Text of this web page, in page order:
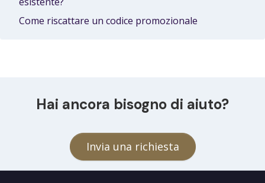
Come riscattare un codice promozionale
Hai ancora bisogno di aiuto?
Invia una richiesta